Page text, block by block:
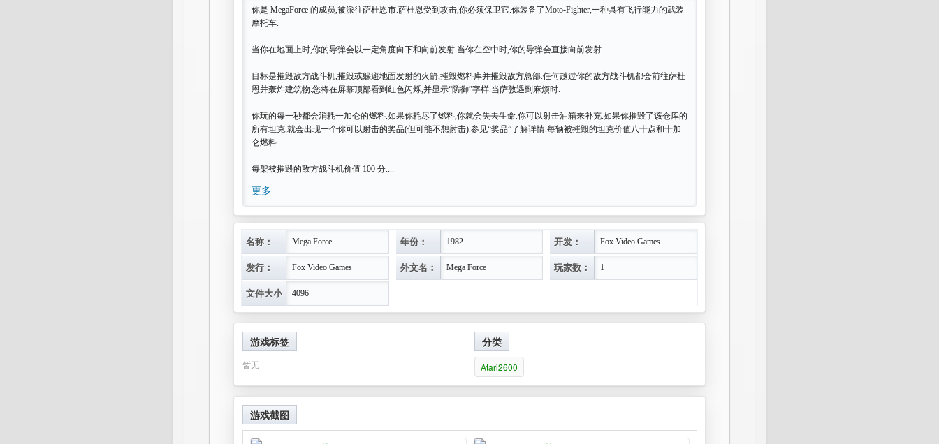
你是 MegaForce 的成员,被派往萨杜恩市.萨杜恩受到攻击,你必须保卫它.你装备了Moto-Fighter,一种具有飞行能力的武装
摩托车.
当你在地面上时,你的导弹会以一定角度向下和向前发射.当你在空中时,你的导弹会直接向前发射.
目标是摧毁敌方战斗机,摧毁或躲避地面发射的火箭,摧毁燃料库并摧毁敌方总部.任何越过你的敌方战斗机都会前往萨杜
恩并轰炸建筑物.您将在屏幕顶部看到红色闪烁,并显示“防御”字样.当萨敦遇到麻烦时.
你玩的每一秒都会消耗一加仑的燃料.如果你耗尽了燃料,你就会失去生命.你可以射击油箱来补充.如果你摧毁了该仓库的
所有坦克,就会出现一个你可以射击的奖品(但可能不想射击).参见“奖品”了解详情.每辆被摧毁的坦克价值八十点和十加
仑燃料.
每架被摧毁的敌方战斗机价值 100 分....
更多
名称： Mega Force 年份： 1982 开发： Fox Video Games
发行： Fox Video Games 外文名： Mega Force 玩家数： 1
文件大小： 4096
游戏标签
暂无
分类
Atari2600
游戏截图